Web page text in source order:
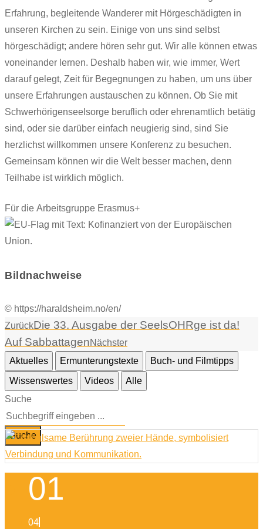
Erfahrung, begleitende Wanderer mit Hörgeschädigten in
unseren Kirchen zu sein. Einige von uns sind selbst
hörgeschädigt; andere hören sehr gut. Wir alle können etwas
voneinander lernen. Deshalb haben wir, wie immer, Wert
darauf gelegt, Zeit für Begegnungen zu haben, um uns über
unsere Erfahrungen austauschen zu können. Ob Sie mit
Schwerhörigenseelsorge beruflich oder ehrenamtlich betätig
sind, oder sie darüber einfach neugierig sind, sind Sie
herzlichst willkommen unsere Konferenz zu besuchen.
Gemeinsam können wir die Welt besser machen, denn
Teilhabe ist wirklich möglich.
Für die Arbeitsgruppe Erasmus+
Bildnachweise
© https://haraldsheim.no/en/
ZurückDie 33. Ausgabe der SeelsOHRge ist da!
Auf SabbattagenNächster
Aktuelles
Ermunterungstexte
Buch- und Filmtipps
Wissenswertes
Videos
Alle
Suche
Suche
01
04